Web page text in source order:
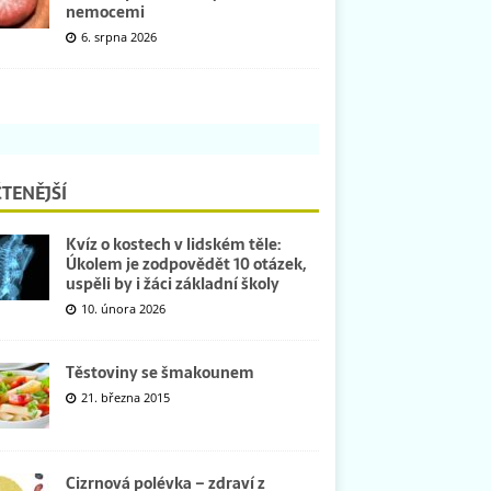
nemocemi
6. srpna 2026
Kvíz o kostech v lidském těle:
Úkolem je zodpovědět 10 otázek,
uspěli by i žáci základní školy
10. února 2026
Těstoviny se šmakounem
21. března 2015
Cizrnová polévka – zdraví z